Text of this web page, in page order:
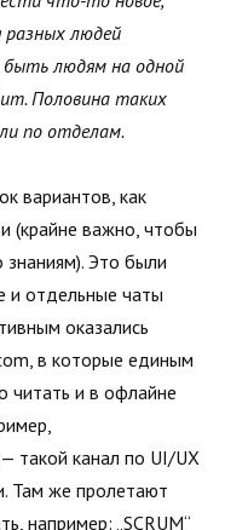
разных людей
людям на одной
Половина таких
по отделам.
вариантов, как
(крайне важно, чтобы
знаниям). Это были
и отдельные чаты
оказались
в которые единым
читать и в офлайне
— такой канал по UI/UX
Там же пролетают
например: „SCRUM“